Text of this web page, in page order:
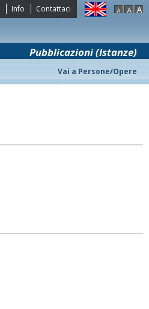
Info Contattaci
Pubblicazioni (Istanze)
Vai a Persone/Opere